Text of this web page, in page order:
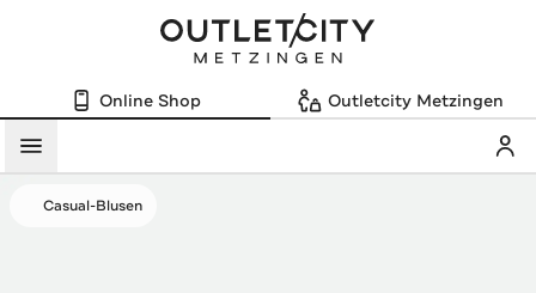
Online Shop Outletcity Metzingen
Menü
Casual-Blusen